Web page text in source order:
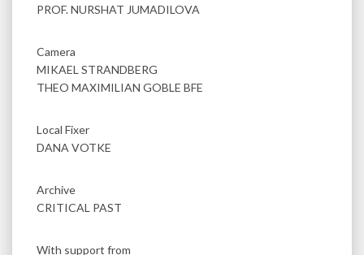
PROF. NURSHAT JUMADILOVA
Camera
MIKAEL STRANDBERG
THEO MAXIMILIAN GOBLE BFE
Local Fixer
DANA VOTKE
Archive
CRITICAL PAST
With support from